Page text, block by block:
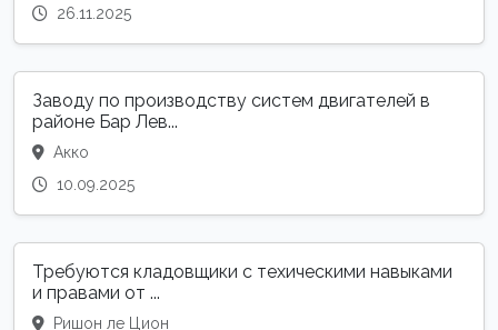
26.11.2025
Заводу по производству систем двигателей в
районе Бар Лев...
Акко
10.09.2025
Требуются кладовщики с техическими навыками
и правами от ...
Ришон ле Цион